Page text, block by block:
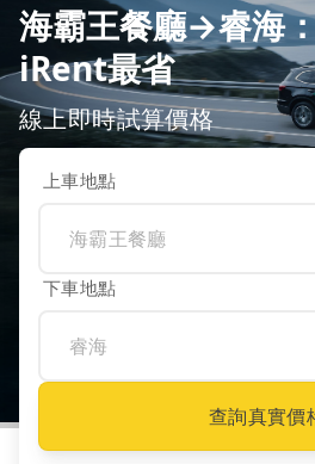
海霸王餐廳→睿海：
iRent最省
線上即時試算價格
上車地點
下車地點
查詢真實價